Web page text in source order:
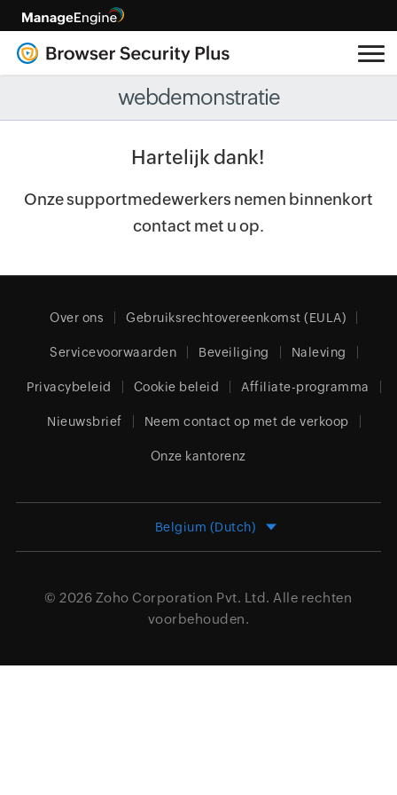
webdemonstratie
Hartelijk dank!
Onze supportmedewerkers nemen binnenkort
contact met u op.
Over ons Gebruiksrechtovereenkomst (EULA)
Servicevoorwaarden Beveiliging Naleving
Privacybeleid Cookie beleid Affiliate-programma
Nieuwsbrief Neem contact op met de verkoop
Onze kantorenz
Belgium (Dutch)
© 2026 Zoho Corporation Pvt. Ltd. Alle rechten
voorbehouden.